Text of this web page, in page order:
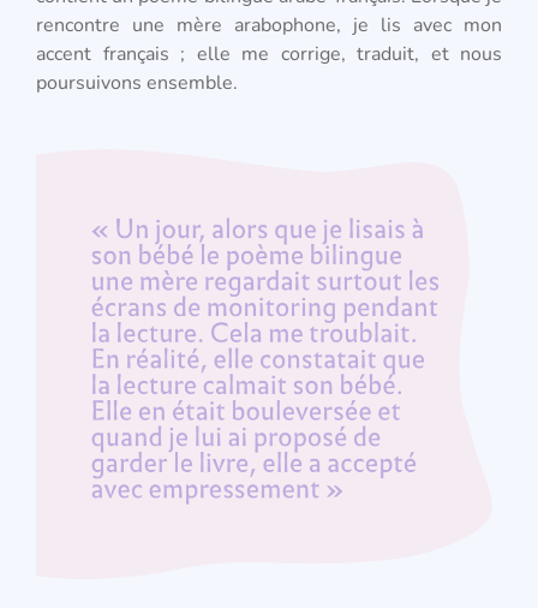
rencontre une mère arabophone, je lis avec mon
accent français ; elle me corrige, traduit, et nous
poursuivons ensemble.